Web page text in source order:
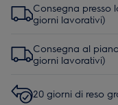
Consegna presso
giorni lavorativi)
Consegna al
giorni lavorativi)
20 giorni di reso